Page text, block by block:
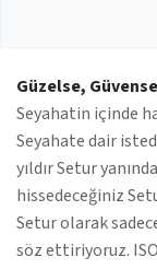
Güzelse,
Seyahatin içinde
Seyahate dair
yıldır Setur
hissedeceğiniz
Setur olarak
söz ettiriyoruz.